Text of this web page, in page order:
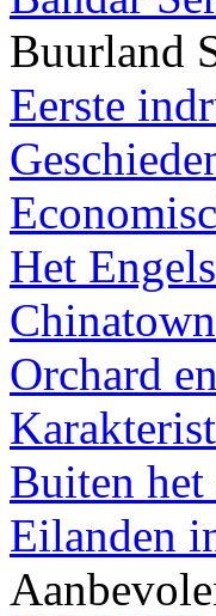
Buurland
Eerste
Het
Orchard
Buiten het
Eilanden